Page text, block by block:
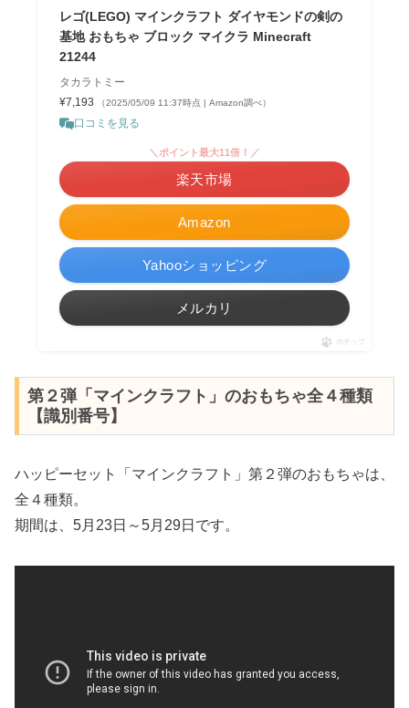
レゴ(LEGO) マインクラフト ダイヤモンドの剣の
基地 おもちゃ ブロック マイクラ Minecraft
21244
タカラトミー
¥7,193
（2025/05/09 11:37時点 | Amazon調べ）
口コミを見る
Amazon
＼ポイント最大11倍！／
楽天市場
Yahooショッピング
メルカリ
ポチップ
第２弾「マインクラフト」のおもちゃ全４種類
【識別番号】
ハッピーセット「マインクラフト」第２弾のおもちゃは、
全４種類。
期間は、5月23日～5月29日です。